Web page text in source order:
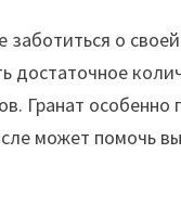
заботиться о
достаточное
Гранат особенно
может помочь